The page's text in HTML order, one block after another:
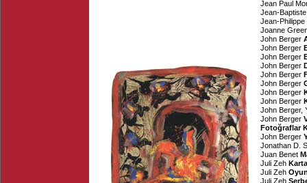
Jean Paul
Jean-
Jean-Philippe
Joanne
John Berger
John Berger
John Berger
John Berger
John Berger
John Berger
John Berger
John Berger
John Berger,
John Berger
Fotoğraflar
John Berger
Jonathan D.
Juan Benet
Juli Zeh
Juli Zeh
Juli Zeh